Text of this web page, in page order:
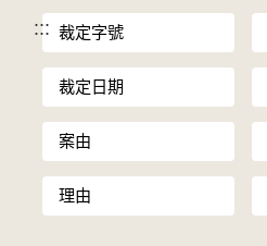
::: 裁定字號
裁定日期
案由
理由